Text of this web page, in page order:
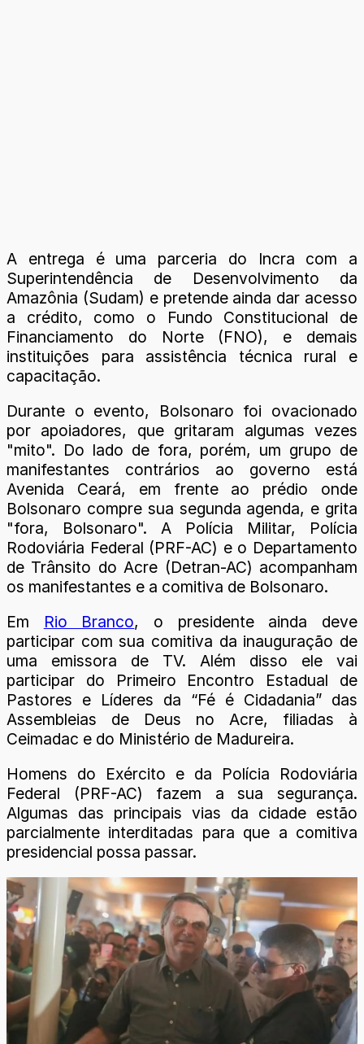
A entrega é uma parceria do Incra com a
Superintendência de Desenvolvimento da
Amazônia (Sudam) e pretende ainda dar acesso
a crédito, como o Fundo Constitucional de
Financiamento do Norte (FNO), e demais
instituições para assistência técnica rural e
capacitação.
Durante o evento, Bolsonaro foi ovacionado
por apoiadores, que gritaram algumas vezes
"mito". Do lado de fora, porém, um grupo de
manifestantes contrários ao governo está
Avenida Ceará, em frente ao prédio onde
Bolsonaro compre sua segunda agenda, e grita
"fora, Bolsonaro". A Polícia Militar, Polícia
Rodoviária Federal (PRF-AC) e o Departamento
de Trânsito do Acre (Detran-AC) acompanham
os manifestantes e a comitiva de Bolsonaro.
Em Rio Branco, o presidente ainda deve
participar com sua comitiva da inauguração de
uma emissora de TV. Além disso ele vai
participar do Primeiro Encontro Estadual de
Pastores e Líderes da “Fé é Cidadania” das
Assembleias de Deus no Acre, filiadas à
Ceimadac e do Ministério de Madureira.
Homens do Exército e da Polícia Rodoviária
Federal (PRF-AC) fazem a sua segurança.
Algumas das principais vias da cidade estão
parcialmente interditadas para que a comitiva
presidencial possa passar.